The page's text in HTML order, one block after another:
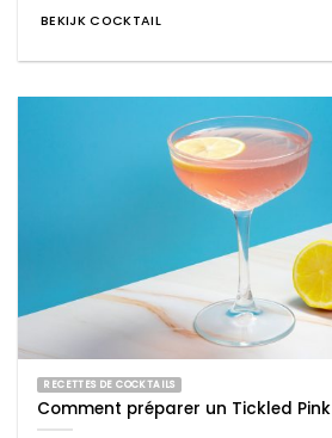
BEKIJK COCKTAIL
RECETTES DE COCKTAILS
Comment préparer un Tickled Pink